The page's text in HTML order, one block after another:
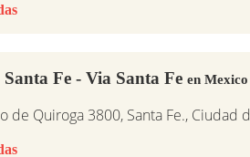
Fe - Via Santa Fe en
de Quiroga 3800, Santa Fe.,